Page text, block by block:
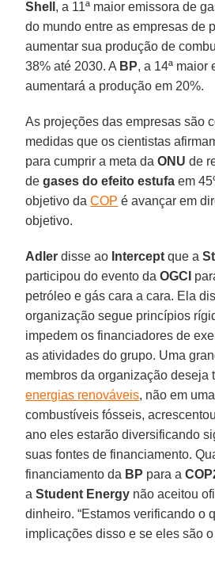
Shell , a 11ª maior emissora de
do mundo entre as empresas de
aumentar sua produção de
38% até 2030. A BP, a 14ª maior
aumentará a produção em 20%.
As projeções das empresas são
medidas que os cientistas
para cumprir a meta daONU de
degases do efeito estufa em
objetivo daCOP é avançar em
objetivo.
Adler disse ao Intercept que a
participou do evento daOGCI
petróleo e gás cara a cara. Ela
organização segue princípios
impedem os financiadores de
as atividades do grupo. Uma
membros da organização deseja
energias renováveis, não em
combustíveis fósseis,
ano eles estarão diversificando
suas fontes de financiamento.
financiamento da BP para a
aStudent Energy não aceitou
dinheiro. “Estamos verificando o
implicações disso e se eles são o